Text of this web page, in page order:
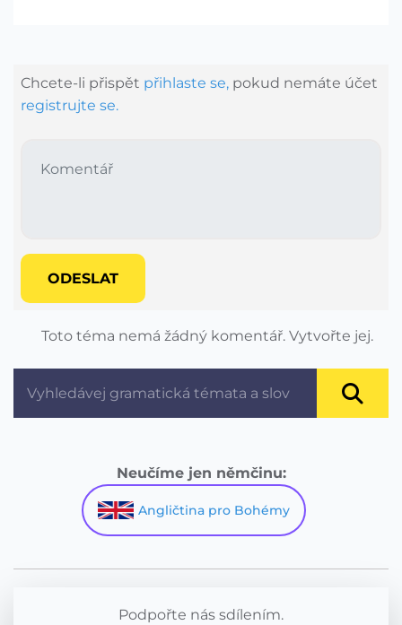
Chcete-li přispět přihlaste se, pokud nemáte účet
registrujte se.
ODESLAT
Toto téma nemá žádný komentář. Vytvořte jej.
Neučíme jen němčinu:
Angličtina pro Bohémy
Podpořte nás sdílením.